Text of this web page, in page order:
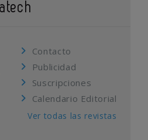
Contacto
Publicidad
Suscripciones
Calendario Editorial
Ver todas las revistas